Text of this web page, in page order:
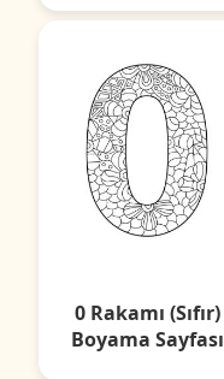
0 Rakamı (Sıfır)
Boyama Sayfası